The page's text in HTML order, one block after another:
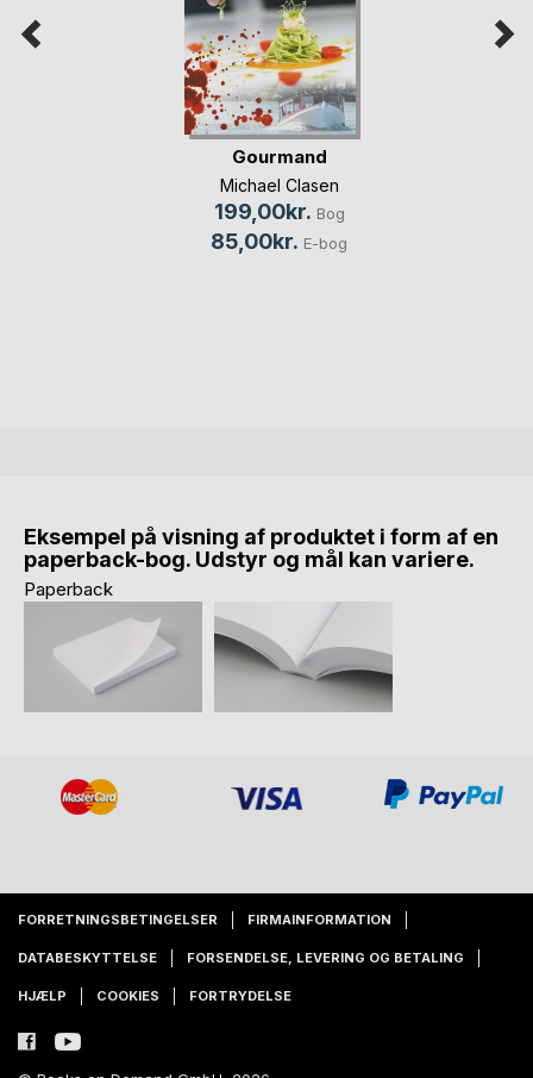
Gourmand
Michael Clasen
199,00kr. Bog
85,00kr. E-bog
Eksempel på visning af produktet i form af en
paperback-bog. Udstyr og mål kan variere.
Paperback
FORRETNINGSBETINGELSER FIRMAINFORMATION
DATABESKYTTELSE FORSENDELSE, LEVERING OG BETALING
HJÆLP COOKIES FORTRYDELSE